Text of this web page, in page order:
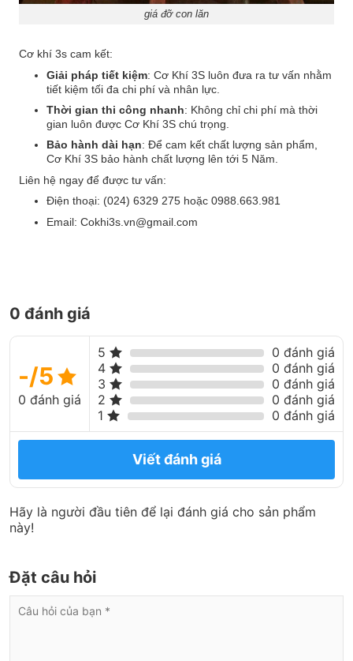
giá đỡ con lăn
Cơ khí 3s cam kết:
Giải pháp tiết kiệm: Cơ Khí 3S luôn đưa ra tư vấn nhằm
tiết kiệm tối đa chi phí và nhân lực.
Thời gian thi công nhanh: Không chỉ chi phí mà thời
gian luôn được Cơ Khí 3S chú trọng.
Bảo hành dài hạn: Để cam kết chất lượng sản phẩm,
Cơ Khí 3S bảo hành chất lượng lên tới 5 Năm.
Liên hệ ngay để được tư vấn:
Điện thoại: (024) 6329 275 hoặc0988.663.981
Email:Cokhi3s.vn@gmail.com
0 đánh giá
-/5
0 đánh giá
5
0 đánh giá
4
0 đánh giá
3
0 đánh giá
2
0 đánh giá
1
0 đánh giá
Viết đánh giá
Hãy là người đầu tiên để lại đánh giá cho sản phẩm
này!
Đặt câu hỏi